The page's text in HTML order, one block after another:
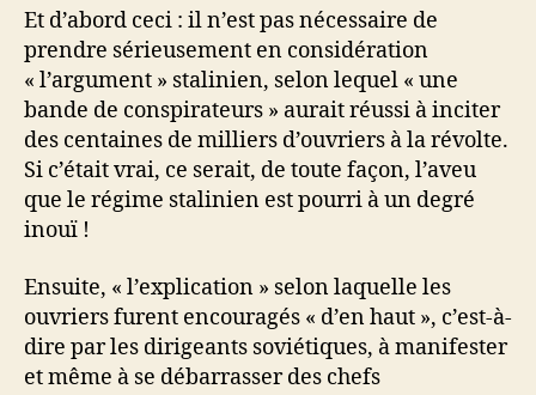
Et d’abord ceci : il n’est pas nécessaire de
prendre sérieusement en considération
« l’argument » stalinien, selon lequel « une
bande de conspirateurs » aurait réussi à inciter
des centaines de milliers d’ouvriers à la révolte.
Si c’était vrai, ce serait, de toute façon, l’aveu
que le régime stalinien est pourri à un degré
inouï !
Ensuite, « l’explication » selon laquelle les
ouvriers furent encouragés « d’en haut », c’est-à-
dire par les dirigeants soviétiques, à manifester
et même à se débarrasser des chefs